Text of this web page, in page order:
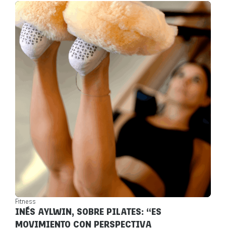
Fitness
INÉS AYLWIN, SOBRE PILATES: “ES
MOVIMIENTO CON PERSPECTIVA